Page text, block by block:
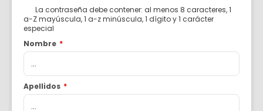
La contraseña debe contener: al menos 8 caracteres, 1
a-Z mayúscula, 1 a-z minúscula, 1 dígito y 1 carácter
especial
Nombre *
Apellidos *